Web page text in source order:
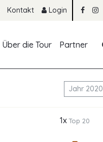
Kontakt Login
Über die Tour Partner
Jahr 2020
1xTop 20